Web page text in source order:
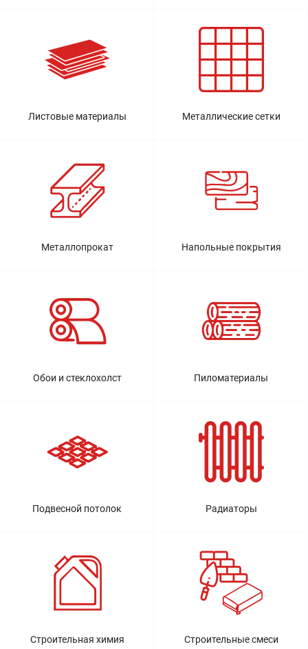
Листовые материалы Металлические сетки
Металлопрокат Напольные покрытия
Обои и стеклохолст Пиломатериалы
Подвесной потолок Радиаторы
Строительная химия Строительные смеси